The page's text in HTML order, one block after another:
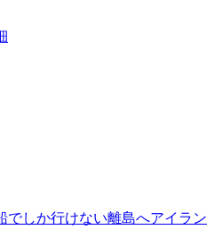
でしか行けない離島へアイラ